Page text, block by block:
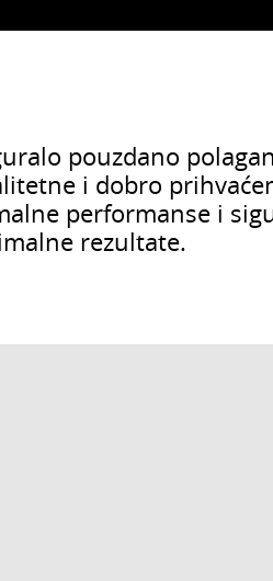
pouzdano
i dobro
performanse i
rezultate.